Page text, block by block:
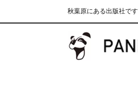
秋葉原にある出版社です